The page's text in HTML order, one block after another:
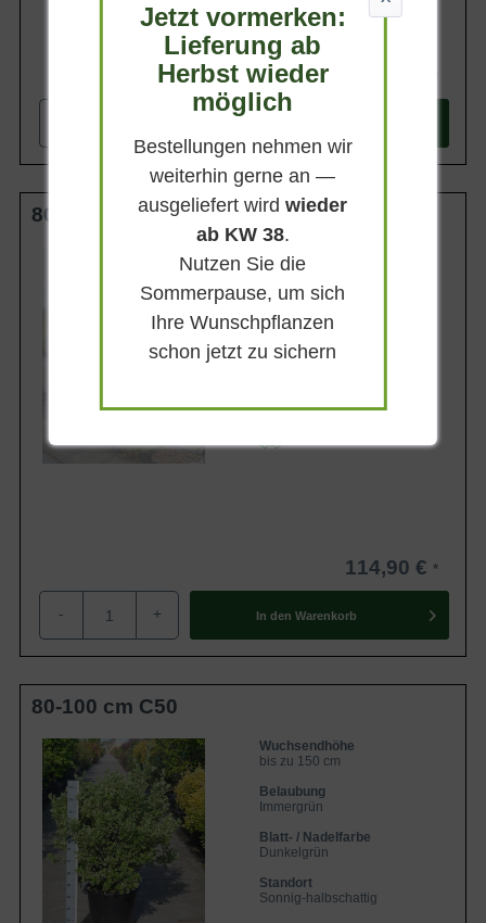
80-100 cm C35
Wuchsendhöhe
bis zu 150 cm
Belaubung
Immergrün
Blatt- / Nadelfarbe
Dunkelgrün
Sonnig-halbschattig
114,90 €
- + In den Warenkorb
80-100 cm C50
Wuchsendhöhe
bis zu 150 cm
Belaubung
Immergrün
Blatt- / Nadelfarbe
Dunkelgrün
Standort
Sonnig-halbschattig
Jetzt vormerken:
Lieferung ab
Herbst wieder
möglich
Bestellungen nehmen wir
weiterhin gerne an —
ausgeliefert wirdwieder
ab KW 38.
Nutzen Sie die
Sommerpause, um sich
Ihre Wunschpflanzen
schon jetzt zu sichern